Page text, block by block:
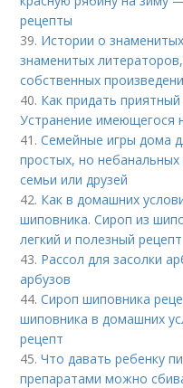
рецепты
39. Истории о
знаменитых
собственных
40. Как придать
Устранение имеющегося
41.Семейные игры дома
простых, но небанальных
семьи или друзей
42. Как в домашних
шиповника. Сироп из
легкий и полезный рецепт
43. Рассол для засолки
арбузов
44.Сироп шиповника
шиповника в домашних
рецепт
45.Что давать ребенку
препаратами можно